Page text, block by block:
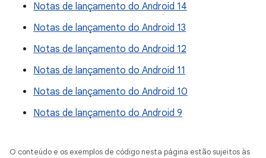
Notas de lançamento do Android 14
Notas de lançamento do Android 13
Notas de lançamento do Android 12
Notas de lançamento do Android 11
Notas de lançamento do Android 10
Notas de lançamento do Android 9
O conteúdo e os exemplos de código nesta página estão sujeitos às